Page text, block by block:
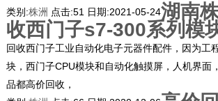
类别:株洲 点击:51 日期:2021-05-24湖南
收西门子s7-300系列模
回收西门子工业自动化电子元器件配件，因为工
块，西门子CPU模块和自动化触摸屏，人机界面
品都高价回收，